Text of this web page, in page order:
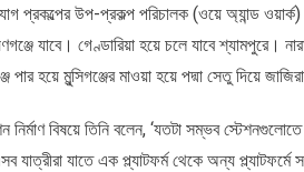
প্রকল্পের উপ-প্রকল্প পরিচালক (ওয়ে অ্যান্ড
যাবে। গেণ্ডারিয়া হয়ে চলে যাবে শ্যামপুরে।
পার হয়ে মুন্সিগঞ্জের মাওয়া হয়ে পদ্মা সেতু দিয়ে
নির্মাণ বিষয়ে তিনি বলেন, ‘যতটা সম্ভব
যাত্রীরা যাতে এক প্ল্যাটফর্ম থেকে অন্য